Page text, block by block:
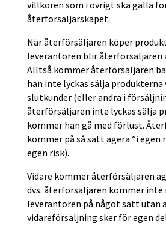
villkoren som i övrigt ska gälla
återförsäljarskapet
När återförsäljaren köper
leverantören blir återförsäljaren
Alltså kommer återförsäljaren
han inte lyckas sälja
slutkunder (eller andra i
återförsäljaren inte lyckas sälja
kommer han gå med förlust.
kommer på så sätt agera ”i egen
egen risk).
Vidare kommer återförsäljaren
dvs. återförsäljaren kommer inte
leverantören på något sätt utan
vidareförsäljning sker för egen